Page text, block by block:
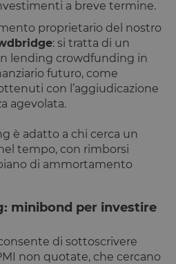
a breve termine.
proprietario del nostro
: si tratta di un
lending crowdfunding in
futuro, come
con l’aggiudicazione
agevolata.
è adatto a chi cerca un
tempo, con rimborsi
di ammortamento
minibond per investire
di sottoscrivere
non quotate, che cercano
Archiviazione
Archiviazione
locale
Archiviazione
locale
Archiviazione
locale
Archiviazione
locale
Archiviazione
locale
Archiviazione
locale